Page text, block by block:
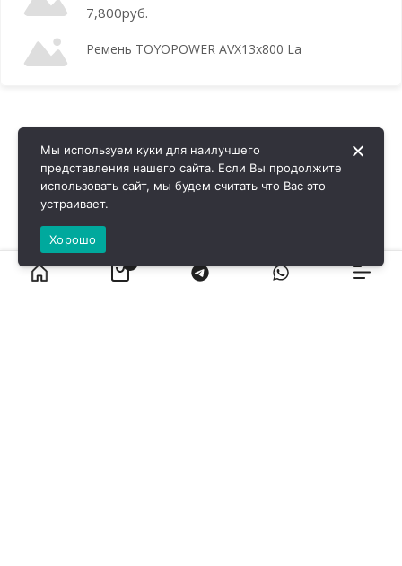
7,800руб.
Ремень TOYOPOWER AVX13x800 La
Мы используем куки для наилучшего
представления нашего сайта. Если Вы продолжите
использовать сайт, мы будем считать что Вас это
устраивает.
Хорошо